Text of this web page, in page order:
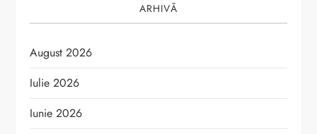
ARHIVĂ
August 2026
Iulie 2026
Iunie 2026